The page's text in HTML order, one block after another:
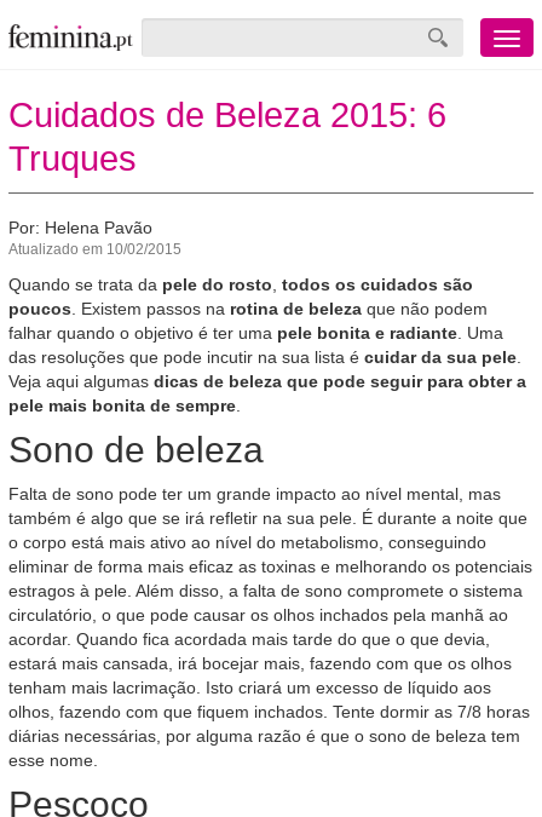
Menu
mobile
Cuidados de Beleza 2015: 6
Truques
Por: Helena Pavão
Atualizado em 10/02/2015
Quando se trata da pele do rosto todos os cuidados são
poucos . Existem passos na rotina de beleza que não podem
falhar quando o objetivo é ter uma pele bonita e radiante . Uma
das resoluções que pode incutir na sua lista é cuidar da sua pele
Veja aqui algumas dicas de beleza que pode seguir para obter a
pele mais bonita de sempre
Sono de beleza
Falta de sono pode ter um grande impacto ao nível mental, mas
também é algo que se irá refletir na sua pele. É durante a noite que
o corpo está mais ativo ao nível do metabolismo, conseguindo
eliminar de forma mais eficaz as toxinas e melhorando os potenciais
estragos à pele. Além disso, a falta de sono compromete o sistema
circulatório, o que pode causar os olhos inchados pela manhã ao
acordar. Quando fica acordada mais tarde do que o que devia,
estará mais cansada, irá bocejar mais, fazendo com que os olhos
tenham mais lacrimação. Isto criará um excesso de líquido aos
olhos, fazendo com que fiquem inchados. Tente dormir as 7/8 horas
diárias necessárias, por alguma razão é que o sono de beleza tem
esse nome.
Pescoço